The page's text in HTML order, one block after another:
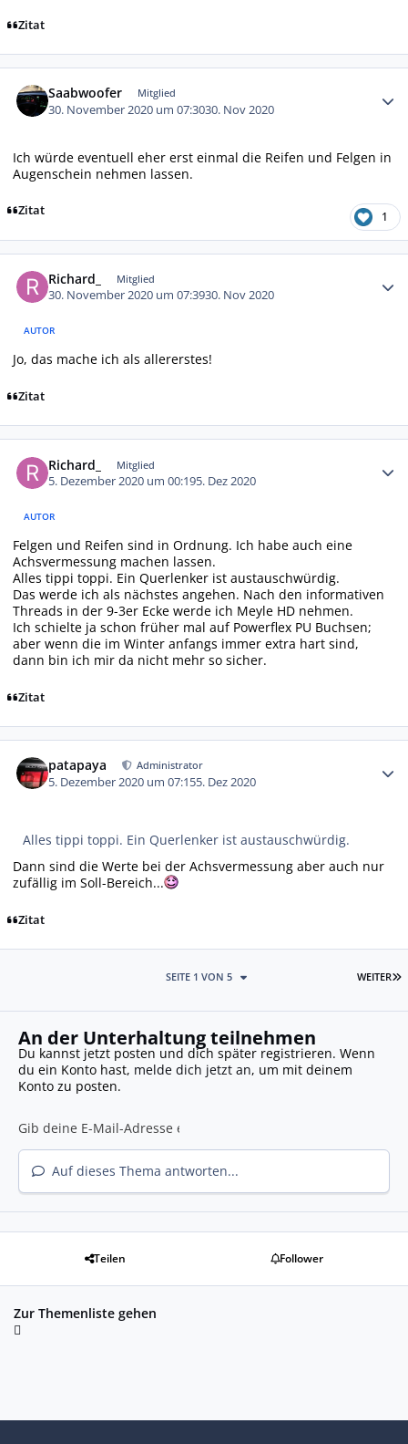
Zitat
Saabwoofer Mitglied
30. November 2020 um 07:3030. Nov 2020
Ich würde eventuell eher erst einmal die Reifen und Felgen in
Augenschein nehmen lassen.
Zitat 1
Richard_ Mitglied
30. November 2020 um 07:3930. Nov 2020
AUTOR
Jo, das mache ich als allererstes!
Zitat
Richard_ Mitglied
5. Dezember 2020 um 00:195. Dez 2020
AUTOR
Felgen und Reifen sind in Ordnung. Ich habe auch eine
Achsvermessung machen lassen.
Alles tippi toppi. Ein Querlenker ist austauschwürdig.
Das werde ich als nächstes angehen. Nach den informativen
Threads in der 9-3er Ecke werde ich Meyle HD nehmen.
Ich schielte ja schon früher mal auf Powerflex PU Buchsen;
aber wenn die im Winter anfangs immer extra hart sind,
dann bin ich mir da nicht mehr so sicher.
Zitat
patapaya Administrator
5. Dezember 2020 um 07:155. Dez 2020
Alles tippi toppi. Ein Querlenker ist austauschwürdig.
Dann sind die Werte bei der Achsvermessung aber auch nur
zufällig im Soll-Bereich...
Zitat
WEITER
SEITE 1 VON 5
An der Unterhaltung teilnehmen
Du kannst jetzt posten und dich später registrieren. Wenn
du ein Konto hast, melde dich jetzt an, um mit deinem
Konto zu posten.
Auf dieses Thema antworten...
Teilen Follower
Zur Themenliste gehen